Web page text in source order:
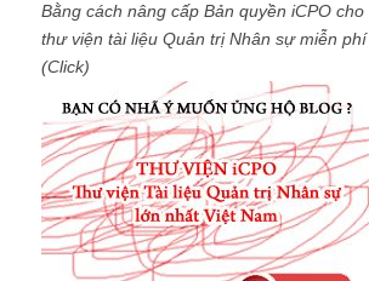
Bằng cách nâng cấp Bản quyền iCPO cho
thư viện tài liệu Quản trị Nhân sự miễn phí
(Click)